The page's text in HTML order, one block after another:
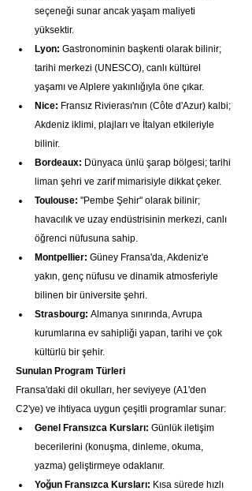
seçeneği sunar ancak yaşam maliyeti
yüksektir.
Lyon: Gastronominin başkenti olarak bilinir;
tarihi merkezi (UNESCO), canlı kültürel
yaşamı ve Alplere yakınlığıyla öne çıkar.
Nice: Fransız Rivierası'nın (Côte d'Azur) kalbi;
Akdeniz iklimi, plajları ve İtalyan etkileriyle
bilinir.
Bordeaux: Dünyaca ünlü şarap bölgesi; tarihi
liman şehri ve zarif mimarisiyle dikkat çeker.
Toulouse: "Pembe Şehir" olarak bilinir;
havacılık ve uzay endüstrisinin merkezi, canlı
öğrenci nüfusuna sahip.
Montpellier: Güney Fransa'da, Akdeniz'e
yakın, genç nüfusu ve dinamik atmosferiyle
bilinen bir üniversite şehri.
Strasbourg: Almanya sınırında, Avrupa
kurumlarına ev sahipliği yapan, tarihi ve çok
kültürlü bir şehir.
Sunulan Program Türleri
Fransa'daki dil okulları, her seviyeye (A1'den
C2'ye) ve ihtiyaca uygun çeşitli programlar sunar:
Genel Fransızca Kursları: Günlük iletişim
becerilerini (konuşma, dinleme, okuma,
yazma) geliştirmeye odaklanır.
Yoğun Fransızca Kursları: Kısa sürede hızlı